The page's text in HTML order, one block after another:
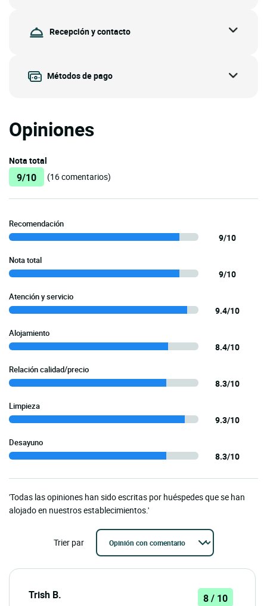
Recepción y contacto
Métodos de pago
Opiniones
Nota total
9/10 (16 comentarios)
Recomendación
9/10
Nota total
9/10
Atención y servicio
9.4/10
Alojamiento
8.4/10
Relación calidad/precio
8.3/10
Limpieza
9.3/10
Desayuno
8.3/10
'Todas las opiniones han sido escritas por huéspedes que se han
alojado en nuestros establecimientos.'
Trier par
Trish B. 8 / 10